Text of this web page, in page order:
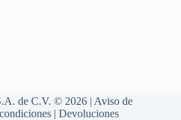
de C.V. © 2026 | Aviso de
|Devoluciones